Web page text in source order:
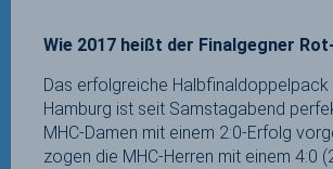
Wie 2017 heißt der Finalgegner
Das erfolgreiche Halbfinaldoppelpack
Hamburg ist seit Samstagabend
MHC-Damen mit einem 2:0-Erfolg
zogen die MHC-Herren mit einem 4:0